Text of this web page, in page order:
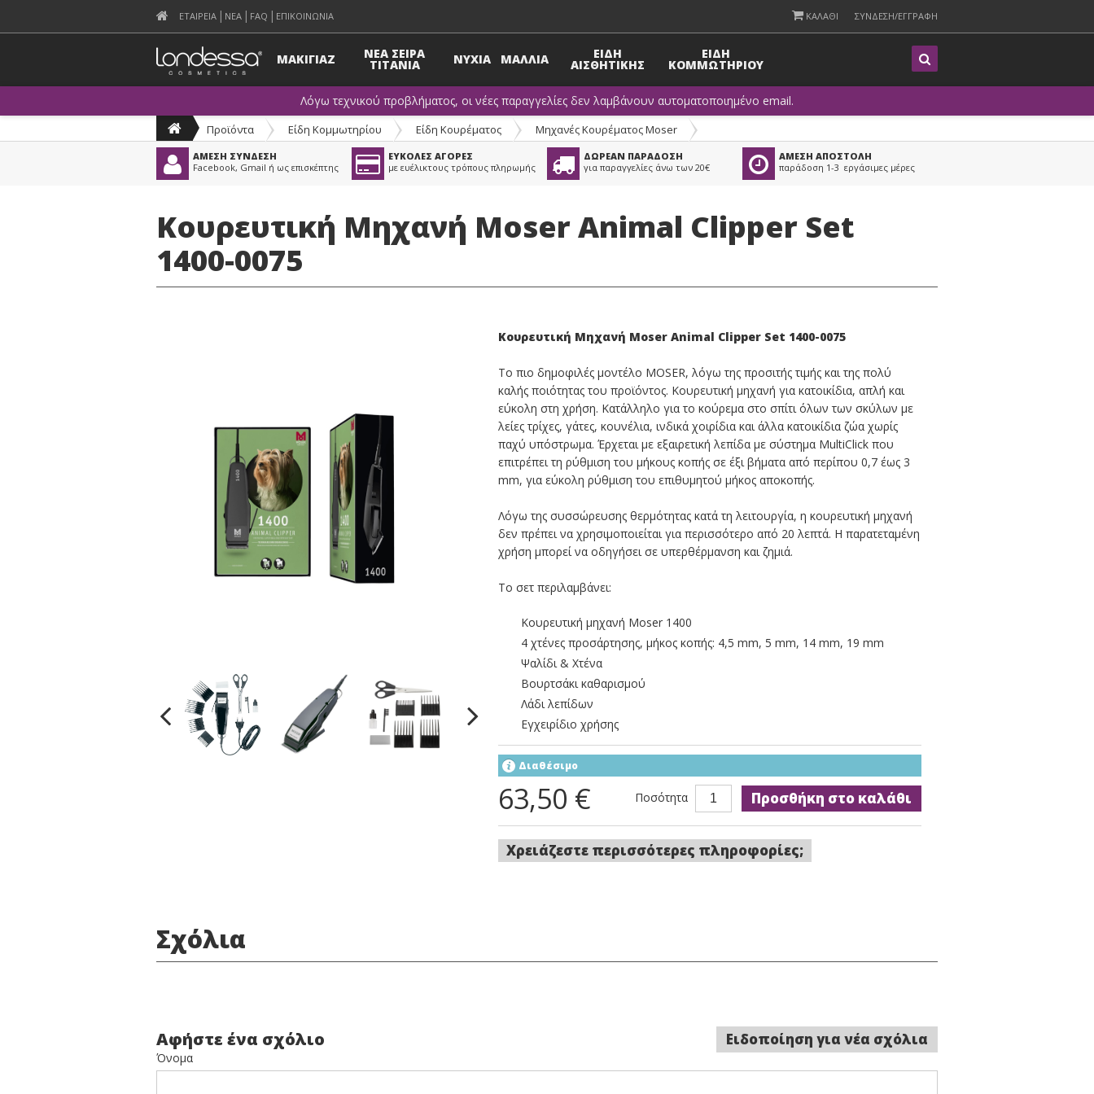
ΕΤΑΙΡΕΙΑ ΝΕΑ FAQ ΕΠΙΚΟΙΝΩΝΙΑ ΚΑΛΑΘΙ ΣΥΝΔΕΣΗ/ΕΓΓΡΑΦΗ
ΜΑΚΙΓΙΑΖ ΝΕΑ ΣΕΙΡΑ
TITANIA ΝΥΧΙΑ ΜΑΛΛΙΑ ΕΙΔΗ
ΑΙΣΘΗΤΙΚΗΣ
ΕΙΔΗ
ΚΟΜΜΩΤΗΡΙΟΥ
Λόγω τεχνικού προβλήματος, οι νέες παραγγελίες δεν λαμβάνουν αυτοματοποιημένο email.
Προϊόντα > Είδη Κομμωτηρίου > Είδη Κουρέματος > Μηχανές Κουρέματος Moser
ΑΜΕΣΗ ΣΥΝΔΕΣΗ
Facebook, Gmail ή ως επισκέπτης
ΕΥΚΟΛΕΣ ΑΓΟΡΕΣ
με ευέλικτους τρόπους πληρωμής
ΔΩΡΕΑΝ ΠΑΡΑΔΟΣΗ
για παραγγελίες άνω των 20€
ΑΜΕΣΗ ΑΠΟΣΤΟΛΗ
παράδοση 1-3 εργάσιμες μέρες
Κουρευτική Μηχανή Moser Animal Clipper Set
1400-0075
Κουρευτική Μηχανή Moser Animal Clipper Set 1400-0075
Το πιο δημοφιλές μοντέλο MOSER, λόγω της προσιτής τιμής και της πολύ
καλής ποιότητας του προϊόντος. Κουρευτική μηχανή για κατοικίδια, απλή και
εύκολη στη χρήση. Κατάλληλο για το κούρεμα στο σπίτι όλων των σκύλων με
λείες τρίχες, γάτες, κουνέλια, ινδικά χοιρίδια και άλλα κατοικίδια ζώα χωρίς
παχύ υπόστρωμα. Έρχεται με εξαιρετική λεπίδα με σύστημα MultiClick που
επιτρέπει τη ρύθμιση του μήκους κοπής σε έξι βήματα από περίπου 0,7 έως 3
mm, για εύκολη ρύθμιση του επιθυμητού μήκος αποκοπής.
Λόγω της συσσώρευσης θερμότητας κατά τη λειτουργία, η κουρευτική μηχανή
δεν πρέπει να χρησιμοποιείται για περισσότερο από 20 λεπτά. Η παρατεταμένη
χρήση μπορεί να οδηγήσει σε υπερθέρμανση και ζημιά.
Το σετ περιλαμβάνει:
Κουρευτική μηχανή Moser 1400
4 χτένες προσάρτησης, μήκος κοπής: 4,5 mm, 5 mm, 14 mm, 19 mm
Ψαλίδι & Χτένα
Βουρτσάκι καθαρισμού
Λάδι λεπίδων
Εγχειρίδιο χρήσης
Διαθέσιμο
63,50 € Ποσότητα Προσθήκη στο καλάθι
Χρειάζεστε περισσότερες πληροφορίες;
Σχόλια
Αφήστε ένα σχόλιο Ειδοποίηση για νέα σχόλια
Όνομα